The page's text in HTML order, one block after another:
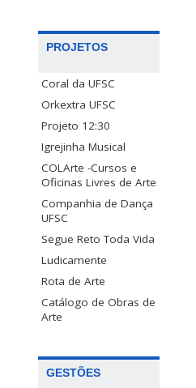
PROJETOS
Coral da UFSC
Orkextra UFSC
Projeto 12:30
Igrejinha Musical
COLArte -Cursos e
Oficinas Livres de Arte
Companhia de Dança
UFSC
Segue Reto Toda Vida
Ludicamente
Rota de Arte
Catálogo de Obras de
Arte
GESTÕES